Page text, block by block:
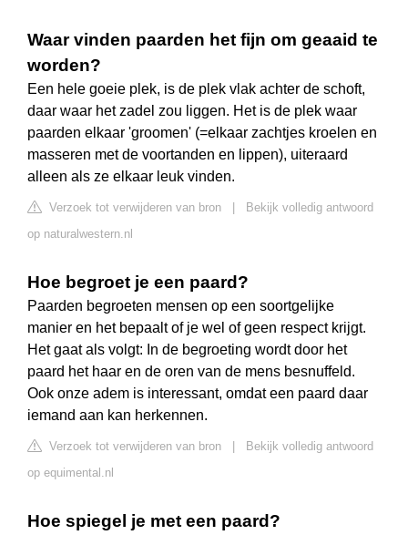
Waar vinden paarden het fijn om geaaid te
worden?
Een hele goeie plek, is de plek vlak achter de schoft,
daar waar het zadel zou liggen. Het is de plek waar
paarden elkaar 'groomen' (=elkaar zachtjes kroelen en
masseren met de voortanden en lippen), uiteraard
alleen als ze elkaar leuk vinden.
Verzoek tot verwijderen van bron
Bekijk volledig antwoord
op naturalwestern.nl
Hoe begroet je een paard?
Paarden begroeten mensen op een soortgelijke
manier en het bepaalt of je wel of geen respect krijgt.
Het gaat als volgt: In de begroeting wordt door het
paard het haar en de oren van de mens besnuffeld.
Ook onze adem is interessant, omdat een paard daar
iemand aan kan herkennen.
Verzoek tot verwijderen van bron
Bekijk volledig antwoord
op equimental.nl
Hoe spiegel je met een paard?